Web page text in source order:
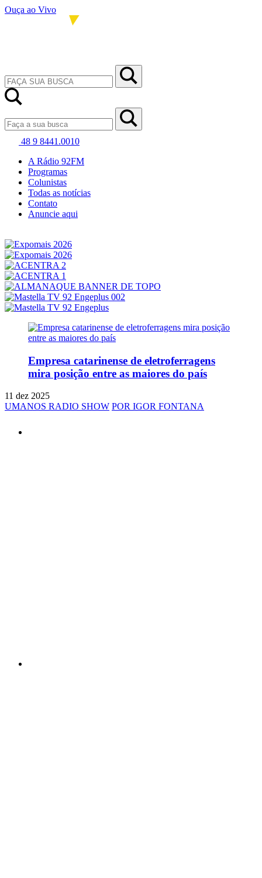
Ouça ao Vivo
48 9 8441.0010
A Rádio 92FM
Programas
Colunistas
Todas as notícias
Contato
Anuncie aqui
Empresa catarinense de eletroferragens
mira posição entre as maiores do país
11 dez 2025
UMANOS RADIO SHOW POR IGOR FONTANA